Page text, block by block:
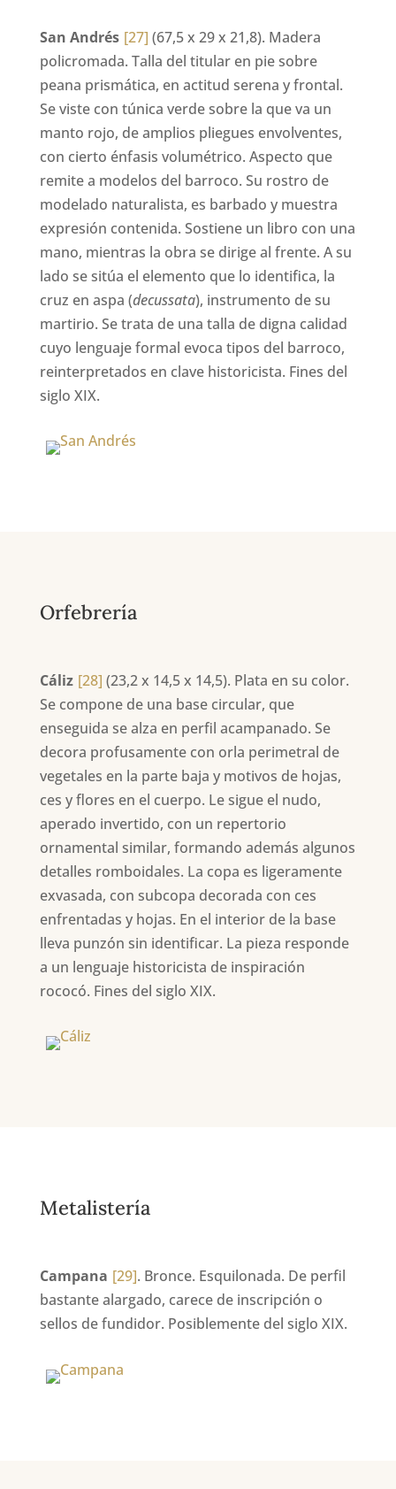
San Andrés [27] (67,5 x 29 x 21,8). Madera
policromada. Talla del titular en pie sobre
peana prismática, en actitud serena y frontal.
Se viste con túnica verde sobre la que va un
manto rojo, de amplios pliegues envolventes,
con cierto énfasis volumétrico. Aspecto que
remite a modelos del barroco. Su rostro de
modelado naturalista, es barbado y muestra
expresión contenida. Sostiene un libro con una
mano, mientras la obra se dirige al frente. A su
lado se sitúa el elemento que lo identifica, la
cruz en aspa (decussata), instrumento de su
martirio. Se trata de una talla de digna calidad
cuyo lenguaje formal evoca tipos del barroco,
reinterpretados en clave historicista. Fines del
siglo XIX.
Orfebrería
Cáliz [28] (23,2 x 14,5 x 14,5). Plata en su color.
Se compone de una base circular, que
enseguida se alza en perfil acampanado. Se
decora profusamente con orla perimetral de
vegetales en la parte baja y motivos de hojas,
ces y flores en el cuerpo. Le sigue el nudo,
aperado invertido, con un repertorio
ornamental similar, formando además algunos
detalles romboidales. La copa es ligeramente
exvasada, con subcopa decorada con ces
enfrentadas y hojas. En el interior de la base
lleva punzón sin identificar. La pieza responde
a un lenguaje historicista de inspiración
rococó. Fines del siglo XIX.
Metalistería
Campana [29]. Bronce. Esquilonada. De perfil
bastante alargado, carece de inscripción o
sellos de fundidor. Posiblemente del siglo XIX.